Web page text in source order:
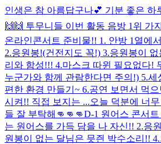
인생은 참 아름답구나💕 기분 좋은 하
🙌🙌 투무니들 이번 활동 음방 1위 가
온라인콘서트 준비물!! 1. 안방 1열에
2.응원봉!(건전지도 꼭!) 3.응원봉이
리와 함성!!! 4.마스크 따윈 필요없다!
누군가와 함께 관람한다면 주의!) 5.세
편한 환경 만들기~ 6.공연 보면서 먹
시켜!! 직접 보지는 ...오늘 덕분에 너
들 잘 부탁해👊👊👊D-1 원어스 콘서
는 원어스를 가득 담을 나 자신!! 2.응
원봉이 없는 달님은 믓즨 박수소리!!